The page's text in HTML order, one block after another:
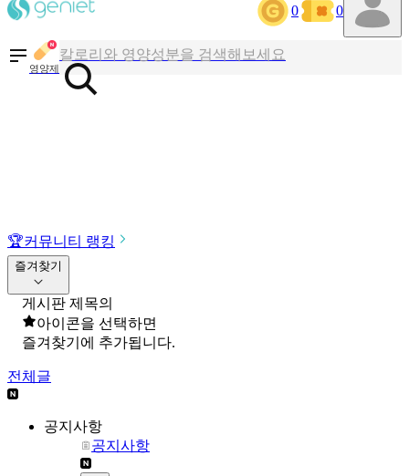
0 0
영양제
칼로리와 영양성분을 검색해보세요
혈당 · 다이어트 음식 검색해보세요
음식 · 영양제 리뷰를 찾아보세요
🏆커뮤니티 랭킹
즐겨찾기
게시판 제목의
아이콘을 선택하면
즐겨찾기에 추가됩니다.
전체글
공지사항
공지사항